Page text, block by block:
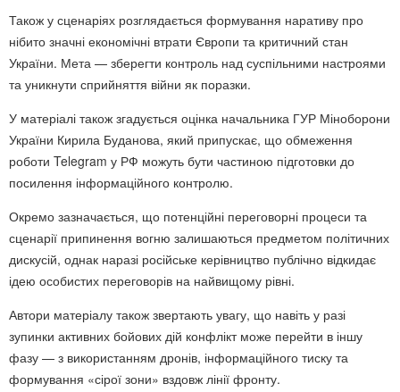
Також у сценаріях розглядається формування наративу про
нібито значні економічні втрати Європи та критичний стан
України. Мета — зберегти контроль над суспільними настроями
та уникнути сприйняття війни як поразки.
У матеріалі також згадується оцінка начальника ГУР Міноборони
України Кирила Буданова, який припускає, що обмеження
роботи Telegram у РФ можуть бути частиною підготовки до
посилення інформаційного контролю.
Окремо зазначається, що потенційні переговорні процеси та
сценарії припинення вогню залишаються предметом політичних
дискусій, однак наразі російське керівництво публічно відкидає
ідею особистих переговорів на найвищому рівні.
Автори матеріалу також звертають увагу, що навіть у разі
зупинки активних бойових дій конфлікт може перейти в іншу
фазу — з використанням дронів, інформаційного тиску та
формування «сірої зони» вздовж лінії фронту.